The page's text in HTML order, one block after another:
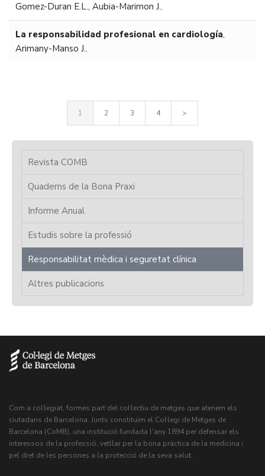
Gomez-Duran E.L., Aubia-Marimon J..
La responsabilidad profesional en cardiología,
Arimany-Manso J..
1 2 3 4 >
Revista COMB
Quaderns de la Bona Praxi
Informe Anual
Estudis sobre la professió
Responsabilitat mèdica i seguretat clínica
Altres publicacions
Com a col·legiat, formes part del col·lectiu de metges que atenem els
ciutadans de Barcelona. Junts constituïm el Col·legi de Metges de
Barcelona (CoMB), una institució fundada l'any 1894 per defensar els
interessos de la professió, vetllar per la bona pràctica de la medicina i
pel dret de les persones a la protecció de la seva salut.